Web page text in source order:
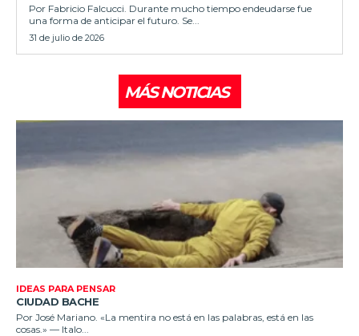
Por Fabricio Falcucci. Durante mucho tiempo endeudarse fue
una forma de anticipar el futuro. Se...
31 de julio de 2026
MÁS NOTICIAS
IDEAS PARA PENSAR
CIUDAD BACHE
Por José Mariano. «La mentira no está en las palabras, está en las
cosas.» — Italo...